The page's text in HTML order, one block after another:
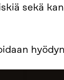
sekä